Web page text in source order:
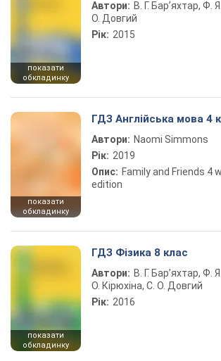
показати
обкладинку
Автори: В. Г. Бар’яхтар, Ф.
О. Довгий
Рік: 2015
показати
обкладинку
ГДЗ Англійська мова 4
Автори: Naomi Simmons
Рік: 2019
Опис: Family and Friends 4
edition
показати
обкладинку
ГДЗ Фізика 8 клас
Автори: В. Г. Бар’яхтар, Ф.
О. Кірюхіна, С. О. Довгий
Рік: 2016